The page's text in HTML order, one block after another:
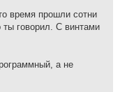
время прошли сотни
ты говорил. С винтами
а не